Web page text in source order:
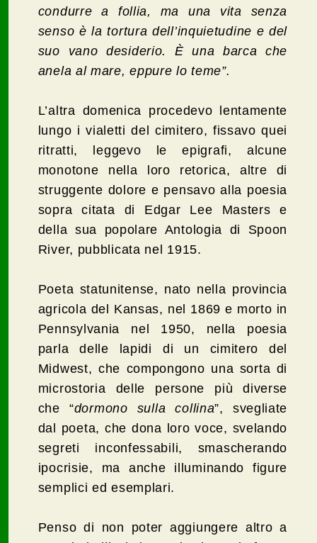
condurre a follia, ma una vita senza
senso è la tortura dell’inquietudine e del
suo vano desiderio. È una barca che
anela al mare, eppure lo teme”.
L’altra domenica procedevo lentamente
lungo i vialetti del cimitero, fissavo quei
ritratti, leggevo le epigrafi, alcune
monotone nella loro retorica, altre di
struggente dolore e pensavo alla poesia
sopra citata di Edgar Lee Masters e
della sua popolare Antologia di Spoon
River, pubblicata nel 1915.
Poeta statunitense, nato nella provincia
agricola del Kansas, nel 1869 e morto in
Pennsylvania nel 1950, nella poesia
parla delle lapidi di un cimitero del
Midwest, che compongono una sorta di
microstoria delle persone più diverse
che “dormono sulla collina”, svegliate
dal poeta, che dona loro voce, svelando
segreti inconfessabili, smascherando
ipocrisie, ma anche illuminando figure
semplici ed esemplari.
Penso di non poter aggiungere altro a